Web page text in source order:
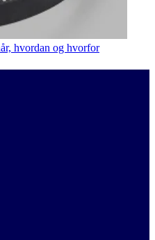
hvordan og hvorfor